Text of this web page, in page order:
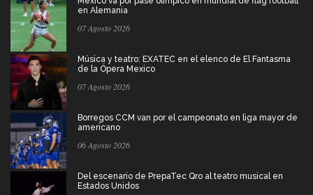
en Alemania
07 Agosto 2026
Música y teatro: EXATEC en el elenco de El Fantasma
de la Ópera Mexico
07 Agosto 2026
Borregos CCM van por el campeonato en liga mayor de
americano
06 Agosto 2026
Del escenario de PrepaTec Qro al teatro musical en
Estados Unidos